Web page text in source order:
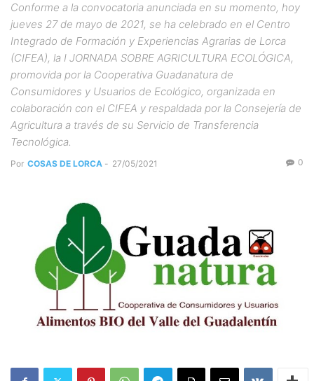
Conforme a la convocatoria anunciada en su momento, hoy
jueves 27 de mayo de 2021, se ha celebrado en el Centro
Integrado de Formación y Experiencias Agrarias de Lorca
(CIFEA), la I JORNADA SOBRE AGRICULTURA ECOLÓGICA,
promovida por la Cooperativa Guadanatura de
Consumidores y Usuarios de Ecológico, organizada en
colaboración con el CIFEA y respaldada por la Consejería de
Agricultura a través de su Servicio de Transferencia
Tecnológica.
Por COSAS DE LORCA - 27/05/2021 0